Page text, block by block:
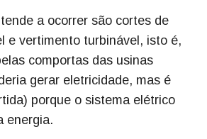
a ocorrer são cortes de
e vertimento turbinável, isto é,
comportas das usinas
gerar eletricidade, mas é
porque o sistema elétrico
energia.